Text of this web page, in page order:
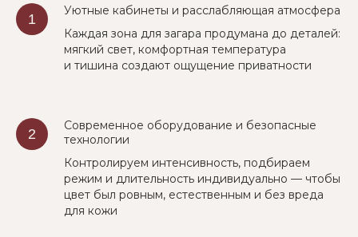
Уютные кабинеты и расслабляющая атмосфера
Каждая зона для загара продумана до деталей:
мягкий свет, комфортная температура
и тишина создают ощущение приватности
Современное оборудование и безопасные
технологии
Контролируем интенсивность, подбираем
режим и длительность индивидуально — чтобы
цвет был ровным, естественным и без вреда
для кожи